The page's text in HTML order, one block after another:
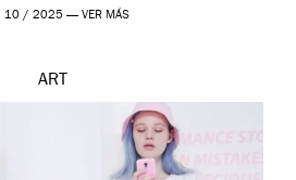
10 / 2025 — VER MÁS
ART